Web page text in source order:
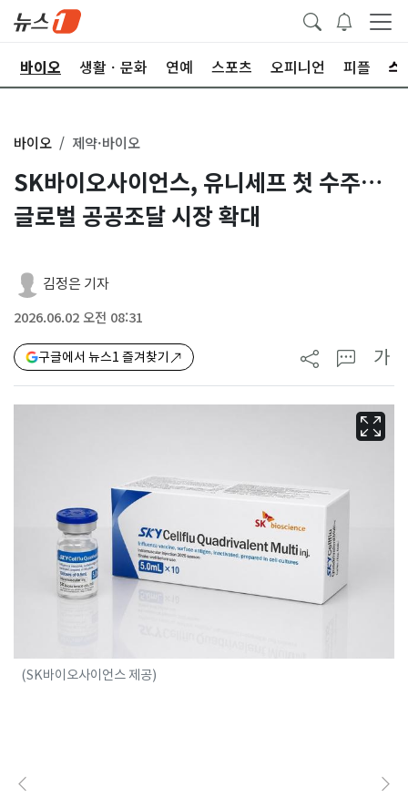
바이오 생활ㆍ문화 연예 스포츠 오피니언 피플
바이오 제약·바이오
SK바이오사이언스, 유니세프 첫 수주…
글로벌 공공조달 시장 확대
김정은 기자
2026.06.02 오전 08:31
구글에서 뉴스1 즐겨찾기 가
(SK바이오사이언스 제공)